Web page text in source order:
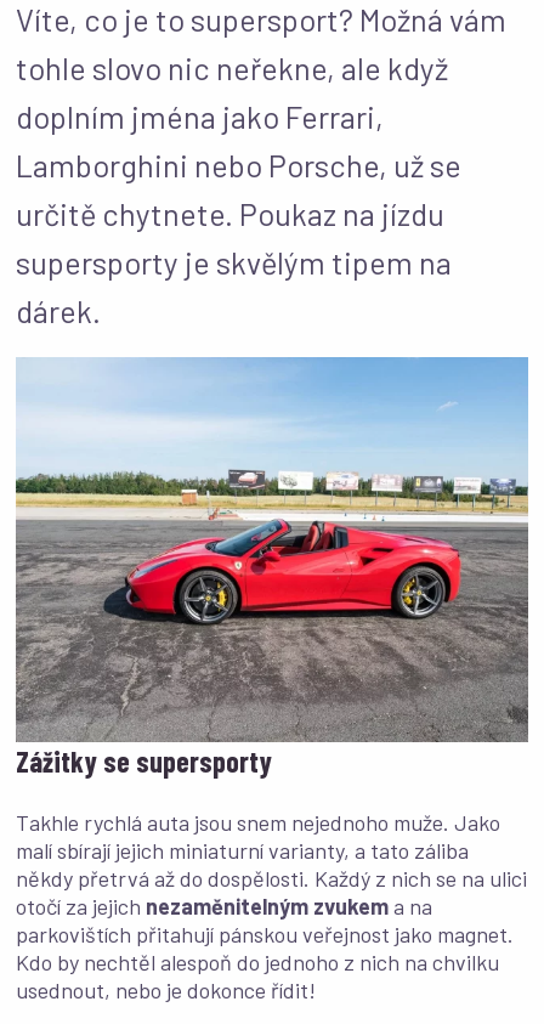
Víte, co je to supersport? Možná vám
tohle slovo nic neřekne, ale když
doplním jména jako Ferrari,
Lamborghini nebo Porsche, už se
určitě chytnete. Poukaz na jízdu
supersporty je skvělým tipem na
dárek.
Zážitky se supersporty
Takhle rychlá auta jsou snem nejednoho muže. Jako
malí sbírají jejich miniaturní varianty, a tato záliba
někdy přetrvá až do dospělosti. Každý z nich se na ulici
otočí za jejich nezaměnitelným zvukema na
parkovištích přitahují pánskou veřejnost jako magnet.
Kdo by nechtěl alespoň do jednoho z nich na chvilku
usednout, nebo je dokonce řídit!